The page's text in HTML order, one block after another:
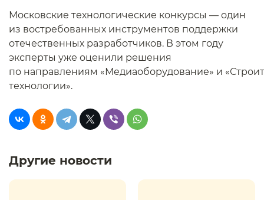
Московские технологические конкурсы — один
из востребованных инструментов поддержки
отечественных разработчиков. В этом году
эксперты уже оценили решения
по направлениям «Медиаоборудование» и
технологии».
Другие новости